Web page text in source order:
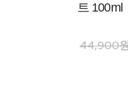
트 100ml
44,900